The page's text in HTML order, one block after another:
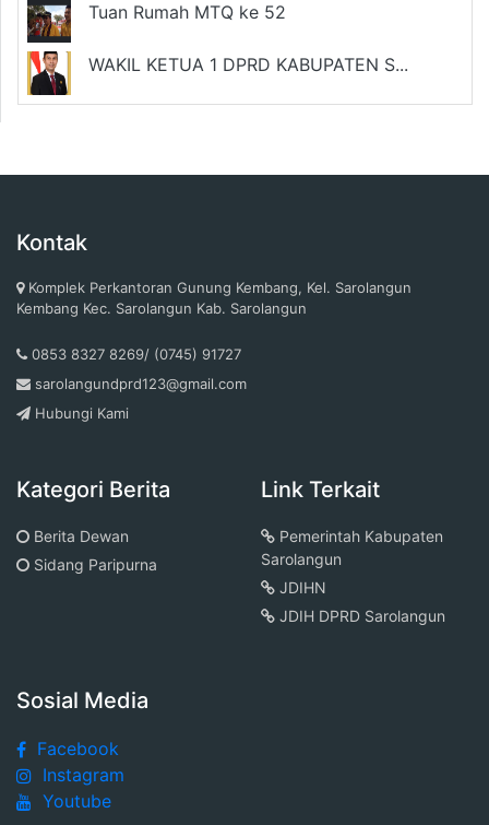
Tuan Rumah MTQ ke 52
WAKIL KETUA 1 DPRD KABUPATEN S...
Kontak
Komplek Perkantoran Gunung Kembang, Kel. Sarolangun
Kembang Kec. Sarolangun Kab. Sarolangun
0853 8327 8269/ (0745) 91727
sarolangundprd123@gmail.com
Hubungi Kami
Kategori Berita
Berita Dewan
Sidang Paripurna
Link Terkait
Pemerintah Kabupaten
Sarolangun
JDIHN
JDIH DPRD Sarolangun
Sosial Media
Facebook
Instagram
Youtube